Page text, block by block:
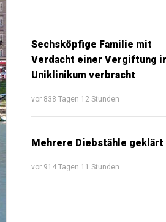
Sechsköpfige Familie mit
Verdacht einer Vergiftung
Uniklinikum verbracht
vor 838 Tagen 12 Stunden
Mehrere Diebstähle geklärt
vor 914 Tagen 11 Stunden